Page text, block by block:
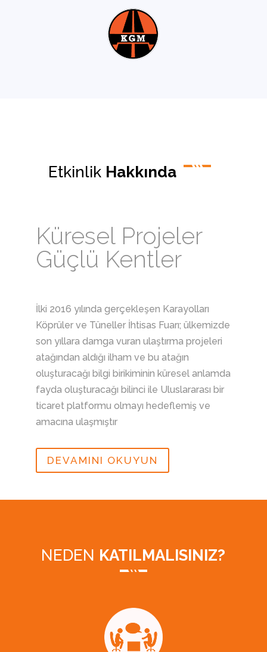
Etkinlik Hakkında
Küresel Projeler
Güçlü Kentler
İlki 2016 yılında gerçekleşen Karayolları
Köprüler ve Tüneller İhtisas Fuarı; ülkemizde
son yıllara damga vuran ulaştırma projeleri
atağından aldığı ilham ve bu atağın
oluşturacağı bilgi birikiminin küresel anlamda
fayda oluşturacağı bilinci ile Uluslararası bir
ticaret platformu olmayı hedeflemiş ve
amacına ulaşmıştır
DEVAMINI OKUYUN
NEDEN KATILMALISINIZ?